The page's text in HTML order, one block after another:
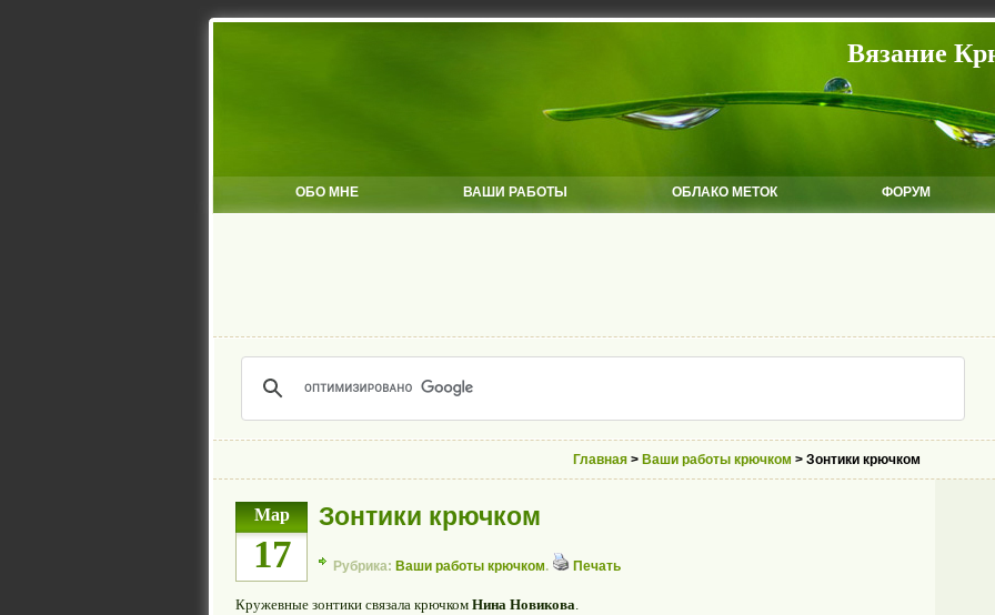
Вязание
ОБО МНЕ ВАШИ РАБОТЫ ОБЛАКО МЕТОК ФОРУМ
Главная> Ваши работы крючком > Зонтики крючком
Мар
17
Зонтики крючком
Рубрика: Ваши работы крючком. Печать
Кружевные зонтики связала крючком Нина Новикова.